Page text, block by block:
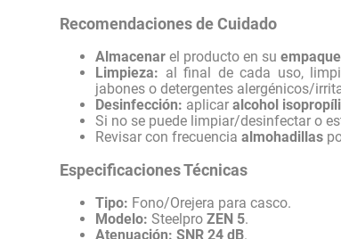
Recomendaciones de Cuidado
Almacenar el producto en su
Limpieza: al final de cada uso,
jabones o detergentes alergénicos/
Desinfección: aplicaralcohol
Si no se puede limpiar/desinfectar o
Revisar con frecuenciaalmohadillas
Especificaciones Técnicas
Tipo: Fono/Orejera para casco.
Modelo: SteelproZEN 5.
Atenuación: SNR 24 dB.